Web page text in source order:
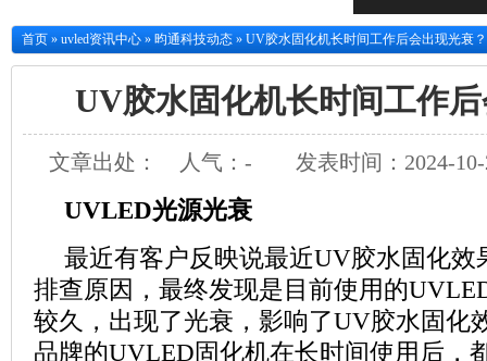
首页 » uvled资讯中心 » 昀通科技动态 » UV胶水固化机长时间工作后会出现光衰？
UV胶水固化机长时间工作
文章出处： 人气： - 发表时间：2024-
UVLED光源光衰
最近有客户反映说最近UV胶水固化效
排查原因，最终发现是目前使用的
较久，出现了光衰，影响了UV胶水固化
品牌的UVLED固化机在长时间使用后，